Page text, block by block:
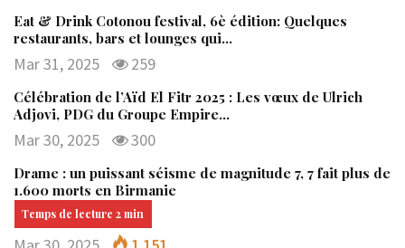
Eat & Drink Cotonou festival, 6è édition: Quelques
restaurants, bars et lounges qui…
Mar 31, 2025 259
Célébration de l’Aïd El Fitr 2025 : Les vœux de Ulrich
Adjovi, PDG du Groupe Empire…
Mar 30, 2025 300
Drame : un puissant séisme de magnitude 7, 7 fait plus de
1.600 morts en Birmanie